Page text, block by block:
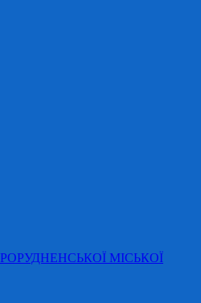
МІСЬКОЇ